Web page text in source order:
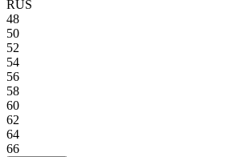
RUS
48
50
52
54
56
58
60
62
64
66